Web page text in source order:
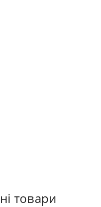
товари